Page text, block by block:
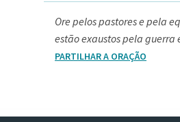
Ore pelos pastores e pela
estão exaustos pela guerra
PARTILHAR A ORAÇÃO